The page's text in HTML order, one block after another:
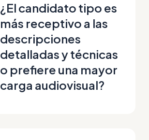
¿El candidato tipo es
más receptivo a las
descripciones
detalladas y técnicas
o prefiere una mayor
carga audiovisual?